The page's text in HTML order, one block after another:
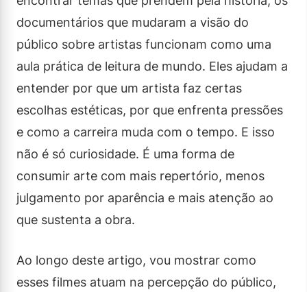
documentários que mudaram a visão do
público sobre artistas funcionam como uma
aula prática de leitura de mundo. Eles ajudam a
entender por que um artista faz certas
escolhas estéticas, por que enfrenta pressões
e como a carreira muda com o tempo. E isso
não é só curiosidade. É uma forma de
consumir arte com mais repertório, menos
julgamento por aparência e mais atenção ao
que sustenta a obra.
Ao longo deste artigo, vou mostrar como
esses filmes atuam na percepção do público,